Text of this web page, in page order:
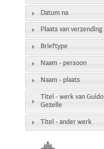
Datum na
Plaats van verzending
Brieftype
Naam - persoon
Naam - plaats
Titel - werk van Guido
Gezelle
Titel - ander werk